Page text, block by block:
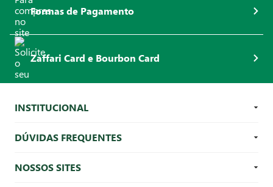
Formas de Pagamento
Zaffari Card e Bourbon Card
INSTITUCIONAL
DÚVIDAS FREQUENTES
NOSSOS SITES